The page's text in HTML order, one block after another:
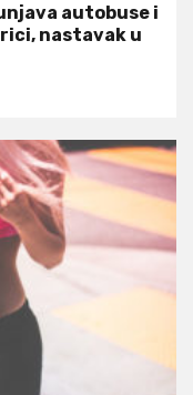
autobuse i
nastavak u